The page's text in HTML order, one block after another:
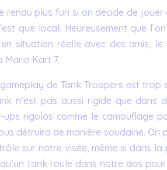
rendu plus fun si on décide de
que local. Heureusement que
situation réelle avec des amis,
Mario Kart 7.
de Tank Troopers est trop
n’est pas aussi rigide que dans
rigolos comme le camouflage
détruira de manière soudaine. On
sur notre visée, même si dans la
tank roule dans notre dos